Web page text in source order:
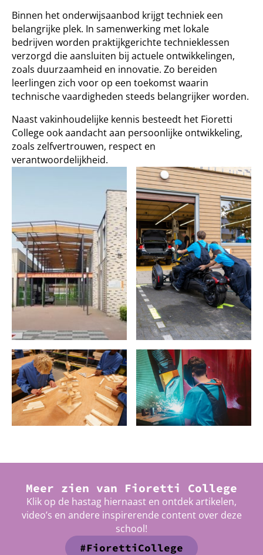
Binnen het onderwijsaanbod krijgt techniek een
belangrijke plek. In samenwerking met lokale
bedrijven worden praktijkgerichte technieklessen
verzorgd die aansluiten bij actuele ontwikkelingen,
zoals duurzaamheid en innovatie. Zo bereiden
leerlingen zich voor op een toekomst waarin
technische vaardigheden steeds belangrijker worden.
Naast vakinhoudelijke kennis besteedt het Fioretti
College ook aandacht aan persoonlijke ontwikkeling,
zoals zelfvertrouwen, respect en
verantwoordelijkheid.
Meer zien van Fioretti College
Klik op de hastag hiernaast en ontdek artikelen,
video’s en andere inspirerende content over deze
school!
#FiorettiCollege